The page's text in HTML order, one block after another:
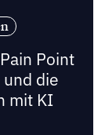
Point
die
mit KI